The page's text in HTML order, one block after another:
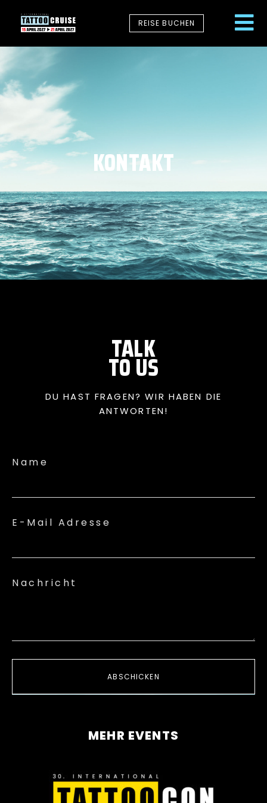
REISE BUCHEN
KONTAKT
TALK
TO US
DU HAST FRAGEN? WIR HABEN DIE
ANTWORTEN!
Name
E-Mail Adresse
Nachricht
ABSCHICKEN
MEHR EVENTS